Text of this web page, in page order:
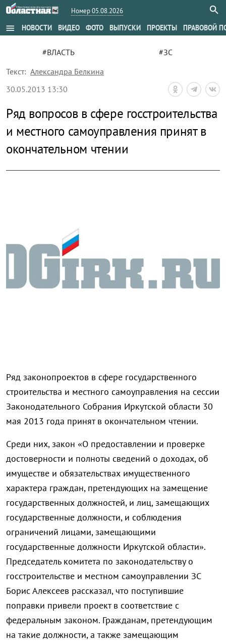
Номер 05.08.2026
menu НОВОСТИ ВИДЕО ФОТО ВЫПУСКИ ПРОЕКТЫ ПРАВОВОЙ
#ВЛАСТЬ
#ЗС
Текст: Александра Белкина
30.05.2013 13:30
Ряд вопросов в сфере госстроительства
и местного самоуправления принят в
окончательном чтении
Ряд законопроектов в сфере государственного
строительства и местного самоуправления на сессии
Законодательного Собрания Иркутской области 30
мая 2013 года принят в окончательном чтении.
Среди них, закон «О предоставлении и проверке
достоверности и полноты сведений о доходах, об
имуществе и обязательствах имущественного
характера граждан, претендующих на замещение
государственных должностей, и лиц, замещающих
государственные должности, и соблюдения
ограничений лицами, замещающими
государственные должности Иркутской области».
Председатель комитета по законодательству о
госстроительстве и местном самоуправлении ЗС
Борис Алексеев рассказал, что поступившие
поправки привели проект в соответствие с
федеральным законом. Гражданам, претендующим
на такие должности, а также замещающим